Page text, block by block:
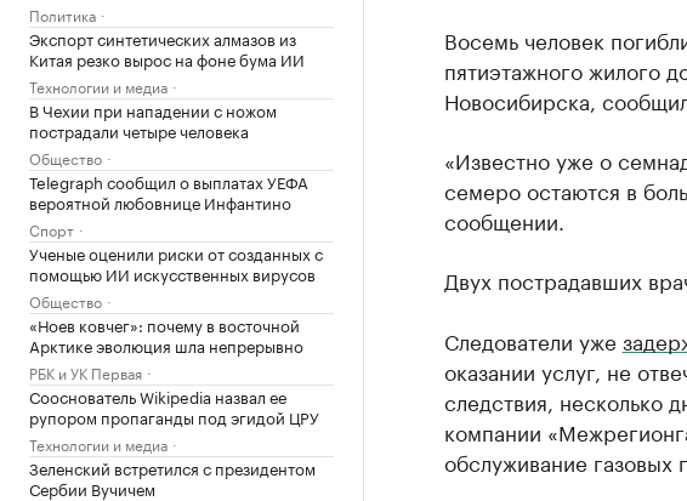
Политика
Экспорт синтетических алмазов из
Китая резко вырос на фоне бума ИИ
Технологии и медиа
В Чехии при нападении с ножом
пострадали четыре человека
Общество
Telegraph сообщил о выплатах УЕФА
вероятной любовнице Инфантино
Спорт
Ученые оценили риски от созданных с
помощью ИИ искусственных вирусов
Общество
«Ноев ковчег»: почему в восточной
Арктике эволюция шла непрерывно
РБК и УК Первая
Сооснователь Wikipedia назвал ее
рупором пропаганды под эгидой ЦРУ
Технологии и медиа
Зеленский встретился с президентом
Сербии Вучичем
Восемь человек
пятиэтажного жилого
Новосибирска,
«Известно уже о
семеро остаются в
сообщении.
Двух пострадавших
Следователи уже
оказании услуг, не
следствия, несколько
компании
обслуживание газовых